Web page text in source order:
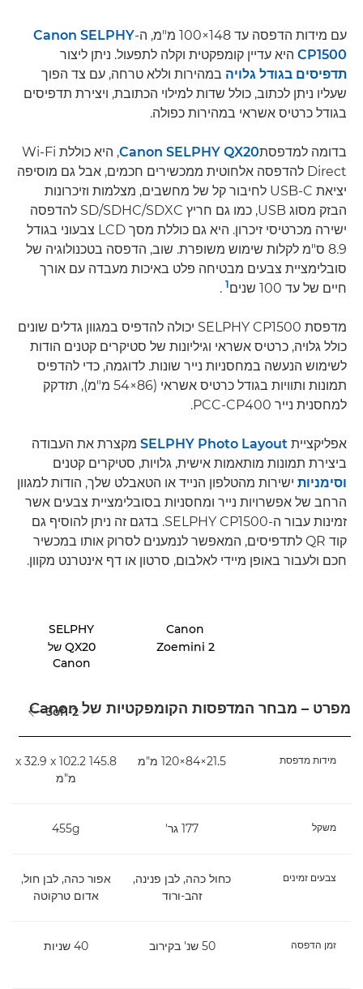
עם מידות הדפסה עד ‎100×148 מ"מ, ה-
Canon SELPHY
CP1500 היא עדיין קומפקטית וקלה לתפעול. ניתן ליצור
תדפיסים בגודל גלויה במהירות וללא טרחה, עם צד הפוך
שעליו ניתן לכתוב, כולל שדות למילוי הכתובת, ויצירת תדפיסים
בגודל כרטיס אשראי במהירות כפולה.
בדומה למדפסתCanon SELPHY QX20
, היא כוללת Wi-Fi
Direct להדפסה אלחוטית ממכשירים חכמים, אבל גם מוסיפה
יציאת USB-C לחיבור קל של מחשבים, מצלמות וזיכרונות
הבזק מסוג USB, כמו גם חריץ SD/SDHC/SDXC להדפסה
ישירה מכרטיסי זיכרון. היא גם כוללת מסך LCD צבעוני בגודל
8.9 ס"מ לקלות שימוש משופרת. שוב, הדפסה בטכנולוגיה של
סובלימציית צבעים מבטיחה פלט באיכות מעבדה עם אורך
חיים של עד 100 שנים
1
.
מדפסת SELPHY CP1500 יכולה להדפיס במגוון גדלים שונים
כולל גלויה, כרטיס אשראי וגיליונות של סטיקרים קטנים הודות
לשימוש הנעשה במחסניות נייר שונות. לדוגמה, כדי להדפיס
תמונות ותוויות בגודל כרטיס אשראי (‎54×86 מ"מ), תזדקק
למחסנית נייר PCC-CP400.
אפליקציית SELPHY Photo Layout מקצרת את העבודה
ביצירת תמונות מותאמות אישית, גלויות, סטיקרים קטנים
וסימניות ישירות מהטלפון הנייד או הטאבלט שלך, הודות למגוון
הרחב של אפשרויות נייר ומחסניות בסובלימציית צבעים אשר
זמינות עבור ה-SELPHY CP1500. בדגם זה ניתן להוסיף גם
קוד QR לתדפיסים, המאפשר לנמענים לסרוק אותו במכשיר
חכם ולעבור באופן מיידי לאלבום, סרטון או דף אינטרנט מקוון.
מפרט – מבחר המדפסות הקומפקטיות של Canon
Canon
Zoemini 2
SELPHY
QX20 של
Canon
1-2
of
3
מידות מדפסת 21.5×‏84×‏120 מ"מ
145.8 x 32.9 x 102.2
מ"מ
משקל 177 גר' 455g
צבעים זמינים
כחול כהה, לבן פנינה,
זהב-ורוד
אפור כהה, לבן חול,
אדום טרקוטה
זמן הדפסה 50 שנ' בקירוב 40 שניות